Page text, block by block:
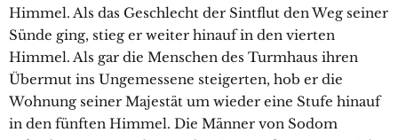
Himmel. Als das Geschlecht der Sintflut den Weg seiner
Sünde ging, stieg er weiter hinauf in den vierten
Himmel. Als gar die Menschen des Turmhaus ihren
Übermut ins Ungemessene steigerten, hob er die
Wohnung seiner Majestät um wieder eine Stufe hinauf
in den fünften Himmel. Die Männer von Sodom